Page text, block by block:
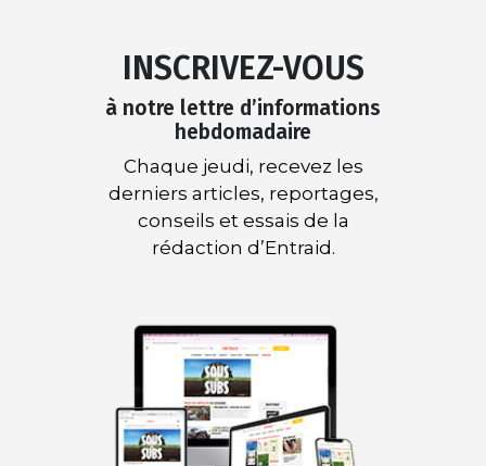
INSCRIVEZ-VOUS
à notre lettre d’informations
hebdomadaire
Chaque jeudi, recevez les
derniers articles, reportages,
conseils et essais de la
rédaction d’Entraid.